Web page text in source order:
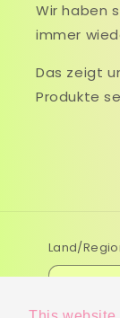
Wir haben
immer
Das zeigt
Produkte
Land/